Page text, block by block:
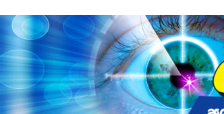
to
contentvinivida.lk